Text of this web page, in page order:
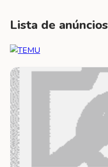
Lista de anúncios